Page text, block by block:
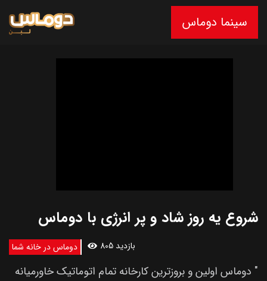
سینما دوماس
شروع یه روز شاد و پر انرژی با دوماس
دوماس در خانه شما 805 بازدید
" دوماس اولین و بروز‌ترین کارخانه تمام اتوماتیک خاورمیانه